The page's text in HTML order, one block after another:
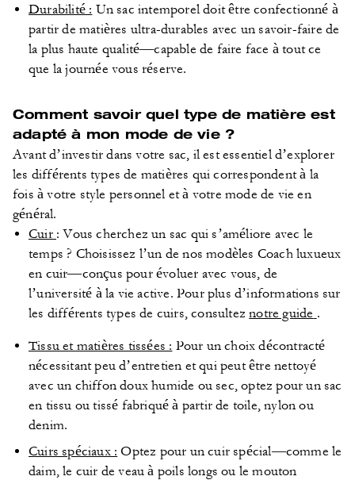
Durabilité : Un sac intemporel doit être confectionné à
partir de matières ultra-durables avec un savoir-faire de
la plus haute qualité—capable de faire face à tout ce
que la journée vous réserve.
Comment savoir quel type de matière est
adapté à mon mode de vie ?
Avant d’investir dans votre sac, il est essentiel d’explorer
les différents types de matières qui correspondent à la
fois à votre style personnel et à votre mode de vie en
général.
Cuir : Vous cherchez un sac qui s’améliore avec le
temps ? Choisissez l’un de nos modèles Coach luxueux
en cuir—conçus pour évoluer avec vous, de
l’université à la vie active. Pour plus d’informations sur
les différents types de cuirs, consulteznotre guide .
Tissu et matières tissées : Pour un choix décontracté
nécessitant peu d’entretien et qui peut être nettoyé
avec un chiffon doux humide ou sec, optez pour un sac
en tissu ou tissé fabriqué à partir de toile, nylon ou
denim.
Cuirs spéciaux : Optez pour un cuir spécial—comme le
daim, le cuir de veau à poils longs ou le mouton